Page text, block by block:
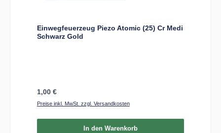
Einwegfeuerzeug Piezo Atomic (25) Cr Medi
Schwarz Gold
Regulärer Preis:
1,00 €
Preise inkl. MwSt. zzgl. Versandkosten
In den Warenkorb